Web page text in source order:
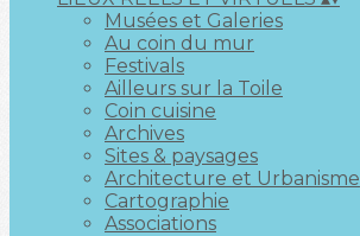
Musées et Galeries
Au coin du mur
Festivals
Ailleurs sur la Toile
Coin cuisine
Archives
Sites & paysages
Architecture et Urbanisme
Cartographie
Associations